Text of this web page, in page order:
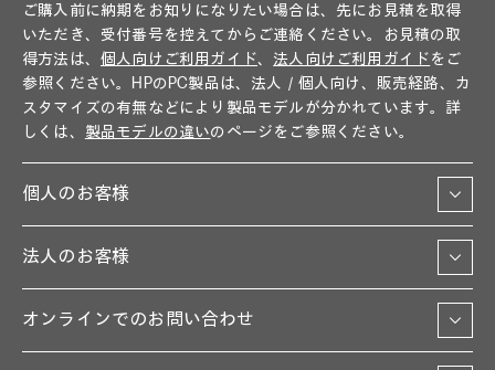
ご購入前に納期をお知りになりたい場合は、先にお見積を取得
いただき、受付番号を控えてからご連絡ください。お見積の取
得方法は、 個人向けご利用ガイド、 法人向けご利用ガイドをご
参照ください。HPのPC製品は、法人／個人向け、販売経路、カ
スタマイズの有無などにより製品モデルが分かれています。詳
しくは、 製品モデルの違いのページをご参照ください。
個人のお客様
法人のお客様
オンラインでのお問い合わせ